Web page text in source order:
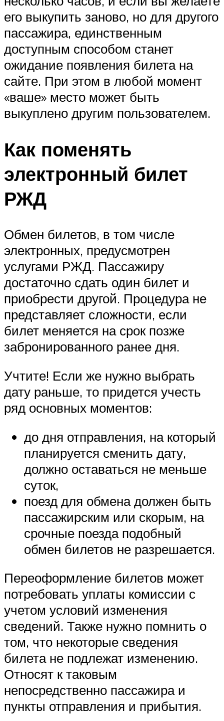
его выкупить заново, но для другого
пассажира, единственным
доступным способом станет
ожидание появления билета на
сайте. При этом в любой момент
«ваше» место может быть
выкуплено другим пользователем.
Как поменять
электронный билет
РЖД
Обмен билетов, в том числе
электронных, предусмотрен
услугами РЖД. Пассажиру
достаточно сдать один билет и
приобрести другой. Процедура не
представляет сложности, если
билет меняется на срок позже
забронированного ранее дня.
Учтите! Если же нужно выбрать
дату раньше, то придется учесть
ряд основных моментов:
до дня отправления, на который
планируется сменить дату,
должно оставаться не меньше
суток,
поезд для обмена должен быть
пассажирским или скорым, на
срочные поезда подобный
обмен билетов не разрешается.
Переоформление билетов может
потребовать уплаты комиссии с
учетом условий изменения
сведений. Также нужно помнить о
том, что некоторые сведения
билета не подлежат изменению.
Относят к таковым
непосредственно пассажира и
пункты отправления и прибытия.